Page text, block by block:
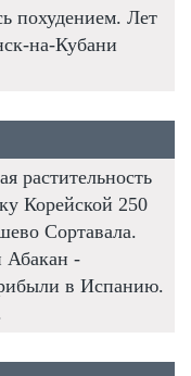
похудением. Лет
на-Кубани
растительность
Корейской 250
Сортавала.
Абакан -
в Испанию.